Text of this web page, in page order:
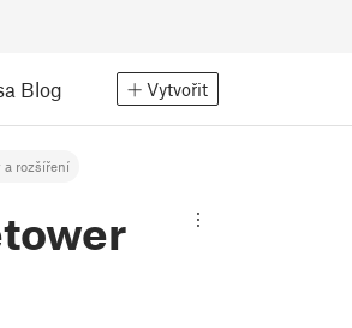
Blog Vytvořit
rozšíření